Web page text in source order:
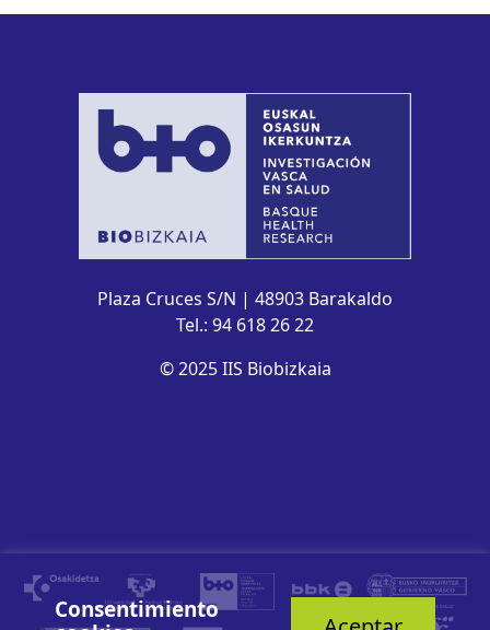
Plaza Cruces S/N | 48903 Barakaldo
Tel.: 94 618 26 22
© 2025 IIS Biobizkaia
Consentimiento